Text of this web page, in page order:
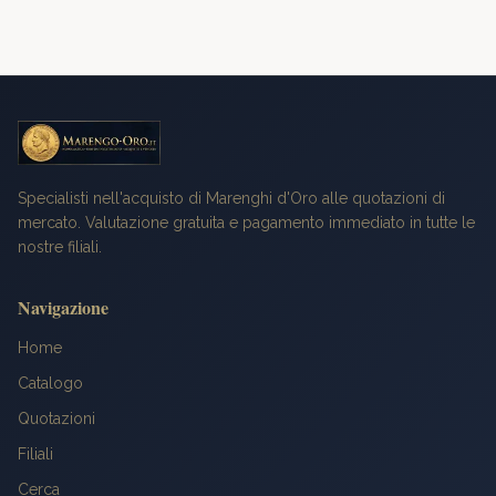
Specialisti nell'acquisto di Marenghi d'Oro alle quotazioni di
mercato. Valutazione gratuita e pagamento immediato in tutte le
nostre filiali.
Navigazione
Home
Catalogo
Quotazioni
Filiali
Cerca